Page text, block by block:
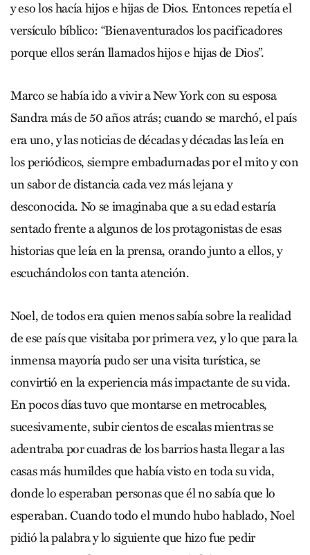
y eso los hacía hijos e hijas de Dios. Entonces repetía el
versículo bíblico: “Bienaventurados los pacificadores
porque ellos serán llamados hijos e hijas de Dios”.
Marco se había ido a vivir a New York con su esposa
Sandra más de 50 años atrás; cuando se marchó, el país
era uno, y las noticias de décadas y décadas las leía en
los periódicos, siempre embadurnadas por el mito y con
un sabor de distancia cada vez más lejana y
desconocida. No se imaginaba que a su edad estaría
sentado frente a algunos de los protagonistas de esas
historias que leía en la prensa, orando junto a ellos, y
escuchándolos con tanta atención.
Noel, de todos era quien menos sabía sobre la realidad
de ese país que visitaba por primera vez, y lo que para la
inmensa mayoría pudo ser una visita turística, se
convirtió en la experiencia más impactante de su vida.
En pocos días tuvo que montarse en metrocables,
sucesivamente, subir cientos de escalas mientras se
adentraba por cuadras de los barrios hasta llegar a las
casas más humildes que había visto en toda su vida,
donde lo esperaban personas que él no sabía que lo
esperaban. Cuando todo el mundo hubo hablado, Noel
pidió la palabra y lo siguiente que hizo fue pedir